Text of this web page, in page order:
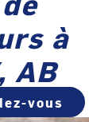
à
AB
vous